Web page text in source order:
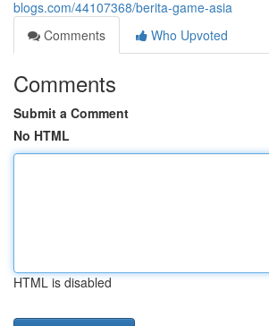
blogs.com/44107368/berita-game-asia
Comments
Who Upvoted
Comments
Submit a Comment
No HTML
HTML is disabled